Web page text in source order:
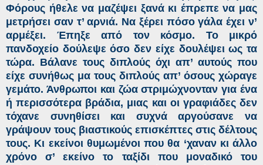
Φόρους ήθελε να μαζέψει ξανά κι έπρεπε να μας
μετρήσει σαν τ’ αρνιά. Να ξέρει πόσο γάλα έχει ν’
αρμέξει. Έπηξε από τον κόσμο. Το μικρό
πανδοχείο δούλεψε όσο δεν είχε δουλέψει ως τα
τώρα. Βάλανε τους διπλούς όχι απ’ αυτούς που
είχε συνήθως μα τους διπλούς απ’ όσους χώραγε
γεμάτο. Άνθρωποι και ζώα στριμώχνονταν για ένα
ή περισσότερα βράδια, μιας και οι γραφιάδες δεν
τόχανε συνηθίσει και συχνά αργούσανε να
γράψουν τους βιαστικούς επισκέπτες στις δέλτους
τους. Κι εκείνοι θυμωμένοι που θα ‘χαναν κι άλλο
χρόνο σ’ εκείνο το ταξίδι που μοναδικό του